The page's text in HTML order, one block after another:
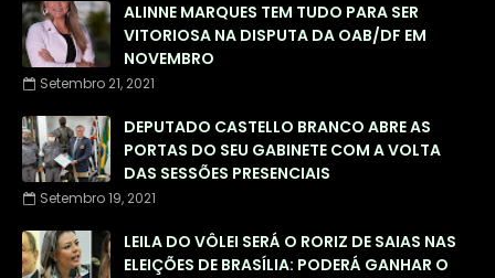
ALINNE MARQUES TEM TUDO PARA SER
VITORIOSA NA DISPUTA DA OAB/DF EM
NOVEMBRO
Setembro 21, 2021
DEPUTADO CASTELLO BRANCO ABRE AS
PORTAS DO SEU GABINETE COM A VOLTA
DAS SESSÕES PRESENCIAIS
Setembro 19, 2021
LEILA DO VÔLEI SERÁ O RORIZ DE SAIAS NAS
ELEIÇÕES DE BRASÍLIA: PODERÁ GANHAR O